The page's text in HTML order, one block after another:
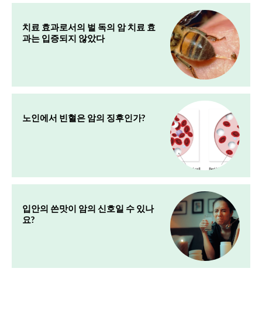
치료 효과로서의 벌 독의 암 치료 효
과는 입증되지 않았다
노인에서 빈혈은 암의 징후인가?
입안의 쓴맛이 암의 신호일 수 있나
요?